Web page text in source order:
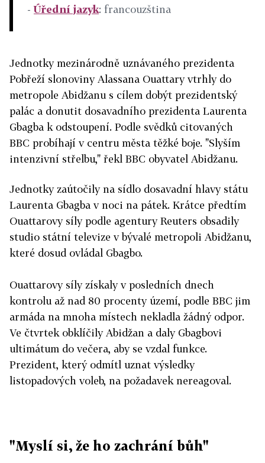
-Úřední jazyk: francouzština
Jednotky mezinárodně uznávaného prezidenta
Pobřeží slonoviny Alassana Ouattary vtrhly do
metropole Abidžanu s cílem dobýt prezidentský
palác a donutit dosavadního prezidenta Laurenta
Gbagba k odstoupení. Podle svědků citovaných
BBC probíhají v centru města těžké boje. "Slyším
intenzivní střelbu," řekl BBC obyvatel Abidžanu.
Jednotky zaútočily na sídlo dosavadní hlavy státu
Laurenta Gbagba v noci na pátek. Krátce předtím
Ouattarovy síly podle agentury Reuters obsadily
studio státní televize v bývalé metropoli Abidžanu,
které dosud ovládal Gbagbo.
Ouattarovy síly získaly v posledních dnech
kontrolu až nad 80 procenty území, podle BBC jim
armáda na mnoha místech nekladla žádný odpor.
Ve čtvrtek obklíčily Abidžan a daly Gbagbovi
ultimátum do večera, aby se vzdal funkce.
Prezident, který odmítl uznat výsledky
listopadových voleb, na požadavek nereagoval.
"Myslí si, že ho zachrání bůh"